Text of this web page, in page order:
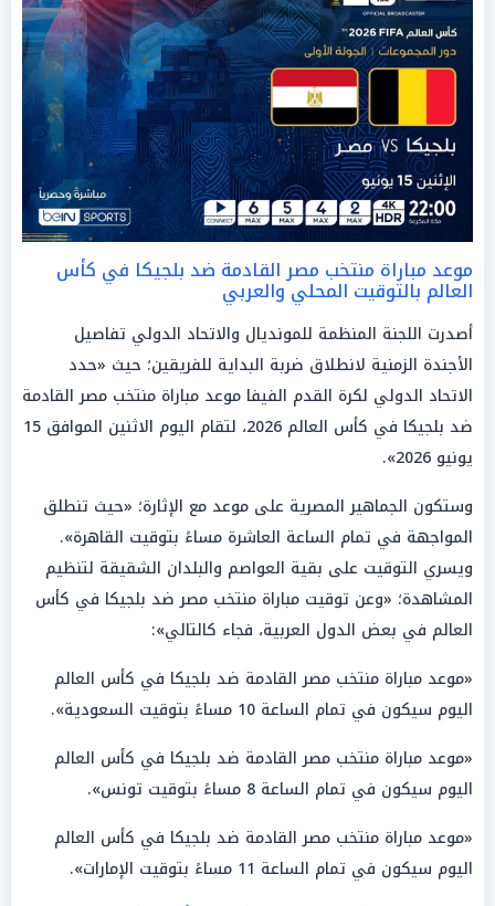
موعد مباراة منتخب مصر القادمة ضد بلجيكا في كأس
العالم بالتوقيت المحلي والعربي
أصدرت اللجنة المنظمة للمونديال والاتحاد الدولي تفاصيل
الأجندة الزمنية لانطلاق ضربة البداية للفريقين؛ حيث «حدد
الاتحاد الدولي لكرة القدم الفيفا موعد مباراة منتخب مصر القادمة
ضد بلجيكا في كأس العالم 2026، لتقام اليوم الاثنين الموافق 15
يونيو 2026».
وستكون الجماهير المصرية على موعد مع الإثارة؛ «حيث تنطلق
المواجهة في تمام الساعة العاشرة مساءً بتوقيت القاهرة».
ويسري التوقيت على بقية العواصم والبلدان الشقيقة لتنظيم
المشاهدة؛ «وعن توقيت مباراة منتخب مصر ضد بلجيكا في كأس
العالم في بعض الدول العربية، فجاء كالتالي»:
«موعد مباراة منتخب مصر القادمة ضد بلجيكا في كأس العالم
اليوم سيكون في تمام الساعة 10 مساءً بتوقيت السعودية».
«موعد مباراة منتخب مصر القادمة ضد بلجيكا في كأس العالم
اليوم سيكون في تمام الساعة 8 مساءً بتوقيت تونس».
«موعد مباراة منتخب مصر القادمة ضد بلجيكا في كأس العالم
اليوم سيكون في تمام الساعة 11 مساءً بتوقيت الإمارات».